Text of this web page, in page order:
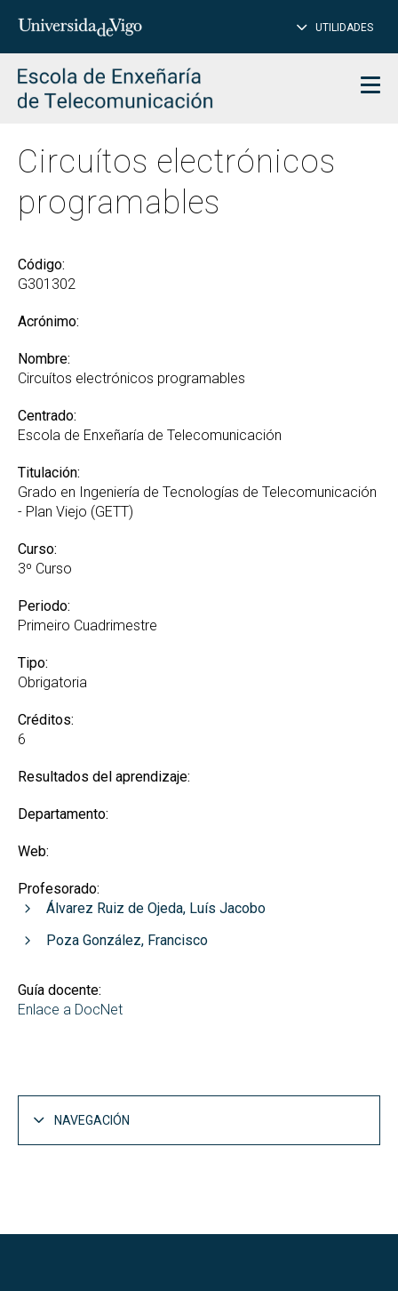
Insertar
para
buscar
UTILIDADES
Circuítos electrónicos
programables
Código:
G301302
Acrónimo:
Nombre:
Circuítos electrónicos programables
Centrado:
Escola de Enxeñaría de Telecomunicación
Titulación:
Grado en Ingeniería de Tecnologías de Telecomunicación
- Plan Viejo (GETT)
Curso:
3º Curso
Periodo:
Primeiro Cuadrimestre
Tipo:
Obrigatoria
Créditos:
6
Resultados del aprendizaje:
Departamento:
Web:
Profesorado:
Álvarez Ruiz de Ojeda, Luís Jacobo
Poza González, Francisco
Guía docente:
Enlace a DocNet
NAVEGACIÓN